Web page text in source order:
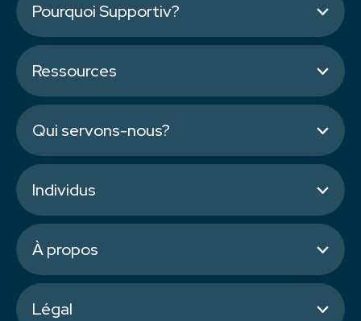
Pourquoi Supportiv?
Ressources
Qui servons-nous?
Individus
À propos
Légal